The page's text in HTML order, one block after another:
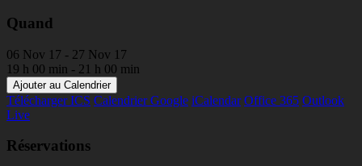
Quand
06 Nov 17 - 27 Nov 17
19 h 00 min - 21 h 00 min
Ajouter au Calendrier
Télécharger ICS Calendrier Google iCalendar Office 365 Outlook
Live
Réservations